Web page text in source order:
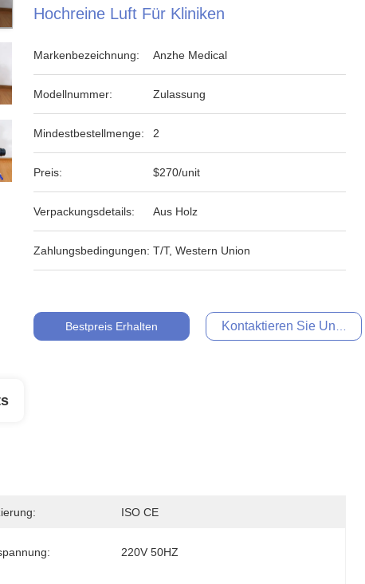
Hochreine Luft Für Kliniken
Markenbezeichnung: Anzhe Medical
Modellnummer: Zulassung
Mindestbestellmenge: 2
Preis: $270/unit
Verpackungsdetails: Aus Holz
Zahlungsbedingungen: T/T, Western Union
Bestpreis Erhalten Kontaktieren Sie Uns
ISO CE
220V 50HZ